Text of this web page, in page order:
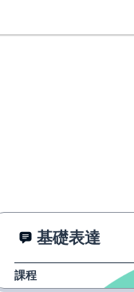
基礎表達
課程